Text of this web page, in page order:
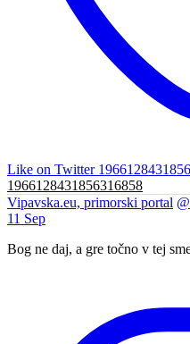
Like on Twitter
1966128431856316858
Vipavska.eu, primorski portal
11 Sep
Bog ne daj, a gre točno v tej